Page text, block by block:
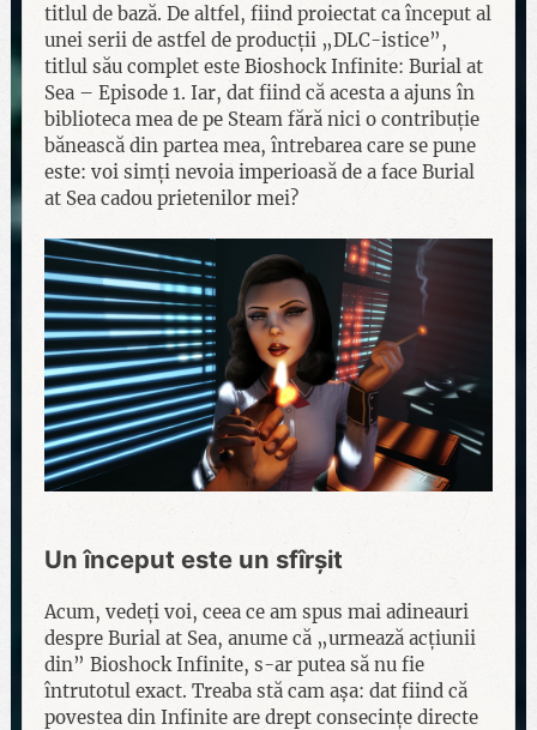
titlul de bază. De altfel, fiind proiectat ca început al
unei serii de astfel de producții „DLC-istice”,
titlul său complet este Bioshock Infinite: Burial at
Sea – Episode 1. Iar, dat fiind că acesta a ajuns în
biblioteca mea de pe Steam fără nici o contribuție
bănească din partea mea, întrebarea care se pune
este: voi simți nevoia imperioasă de a face Burial
at Sea cadou prietenilor mei?
Un început este un sfîrșit
Acum, vedeți voi, ceea ce am spus mai adineauri
despre Burial at Sea, anume că „urmează acțiunii
din” Bioshock Infinite, s-ar putea să nu fie
întrutotul exact. Treaba stă cam așa: dat fiind că
povestea din Infinite are drept consecințe directe